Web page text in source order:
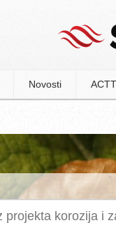
Novosti